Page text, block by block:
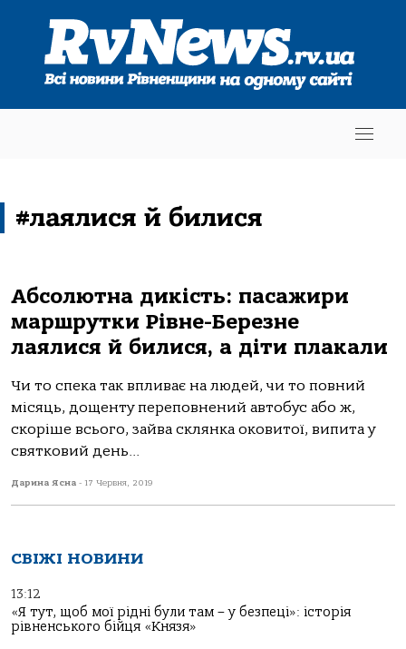
#лаялися й билися
Абсолютна дикість: пасажири
маршрутки Рівне-Березне
лаялися й билися, а діти плакали
Чи то спека так впливає на людей, чи то повний
місяць, дощенту переповнений автобус або ж,
скоріше всього, зайва склянка оковитої, випита у
святковий день...
Дарина Ясна - 17 Червня, 2019
СВІЖІ НОВИНИ
13:12
«Я тут, щоб мої рідні були там – у безпеці»: історія
рівненського бійця «Князя»